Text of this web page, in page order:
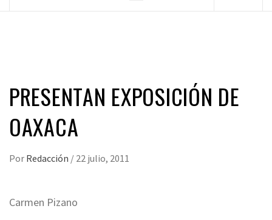
PRESENTAN EXPOSICIÓN DE
OAXACA
Por Redacción / 22 julio, 2011
Carmen Pizano